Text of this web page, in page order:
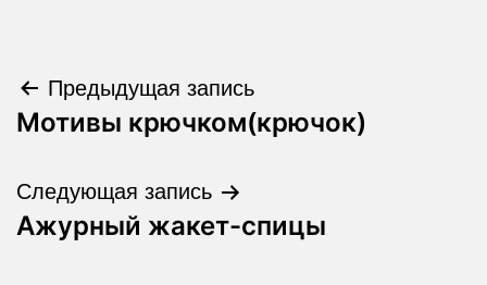
Навигация
по
записям
Предыдущая запись
Мотивы крючком(крючок)
Следующая запись
Ажурный жакет-спицы